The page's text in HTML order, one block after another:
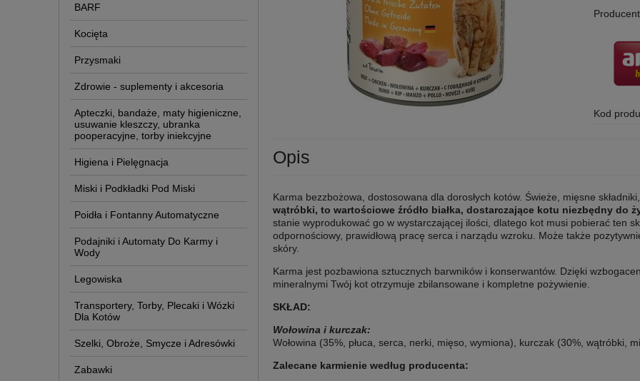
BARF
Kocięta
Przysmaki
Zdrowie - suplementy i akcesoria
Apteczki, bandaże, maty higieniczne,
usuwanie kleszczy, ubranka
pooperacyjne, torby iniekcyjne
Higiena i Pielęgnacja
Miski i Podkładki Pod Miski
Poidła i Fontanny Automatyczne
Podajniki i Automaty Do Karmy i
Wody
Legowiska
Transportery, Torby, Plecaki i Wózki
Dla Kotów
Szelki, Obroże, Smycze i Adresówki
Zabawki
Kod
Opis
Karma bezzbożowa, dostosowana dla dorosłych kotów. Świeże, mięsne
wątróbki, to wartościowe źródło białka, dostarczające kotu niezbędny do
stanie wyprodukować go w wystarczającej ilości, dlatego kot musi pobierać ten
odpornościowy, prawidłową pracę serca i narządu wzroku. Może także
skóry.
Karma jest pozbawiona sztucznych barwników i konserwantów. Dzięki
mineralnymi Twój kot otrzymuje zbilansowane i kompletne pożywienie.
SKŁAD:
Wołowina i kurczak:
Wołowina (35%, płuca, serca, nerki, mięso, wymiona), kurczak (30%, wątróbki,
Zalecane karmienie według producenta: